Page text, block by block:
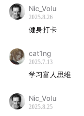
期和 Star 一起采访
Chris Dixon 那本 《
一年前的夏天。这
这本书，正好自己
这本书。感慨下我们
的，但运气不是。
Nic_VoIu
2025.8.26
健身打卡
cat1ng
2025.7.13
学习富人思维
Nic_VoIu
2025.8.25